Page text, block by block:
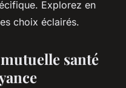
Explorez en
choix éclairés.
santé